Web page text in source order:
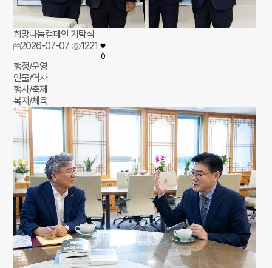
희망나눔캠페인 기탁식
2026-07-07
1221
0
행정/운영
인물/역사
행사/축제
복지/체육